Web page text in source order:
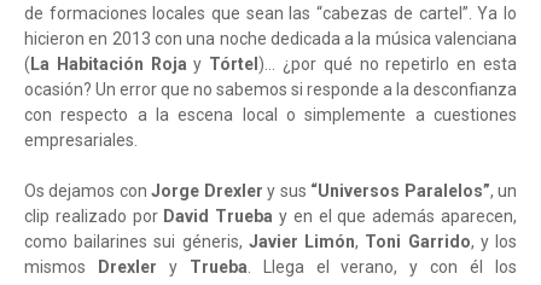
de formaciones locales que sean las “cabezas de cartel”. Ya lo
hicieron en 2013 con una noche dedicada a la música valenciana
( La Habitación Roja y Tórtel )… ¿por qué no repetirlo en esta
ocasión? Un error que no sabemos si responde a la desconfianza
con respecto a la escena local o simplemente a cuestiones
empresariales.
Os dejamos conJorge Drexler y sus “Universos Paralelos”, un
clip realizado por David Truebay en el que además aparecen,
como bailarines sui géneris, Javier Limón, Toni Garrido, y los
mismos
Drexler y Trueba. Llega el verano, y con él los